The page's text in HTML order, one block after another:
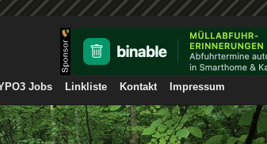
Jobs Linkliste Kontakt Impressum